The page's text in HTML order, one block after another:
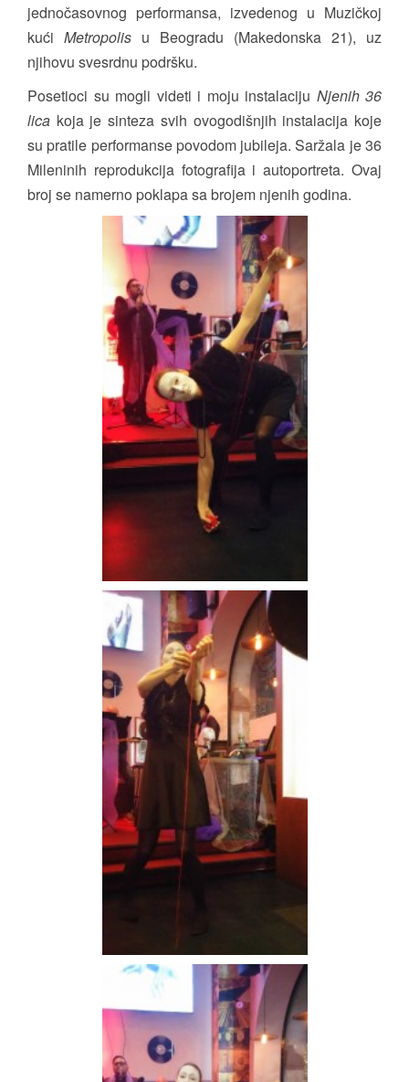
jednočasovnog performansa, izvedenog u Muzičkoj
kući Metropolis u Beogradu (Makedonska 21), uz
njihovu svesrdnu podršku.
Posetioci su mogli videti i moju instalaciju Njenih 36
lica koja je sinteza svih ovogodišnjih instalacija koje
su pratile performanse povodom jubileja. Saržala je 36
Mileninih reprodukcija fotografija i autoportreta. Ovaj
broj se namerno poklapa sa brojem njenih godina.